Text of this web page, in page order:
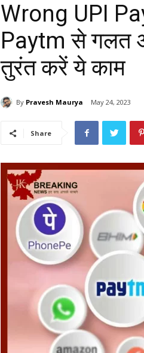
Wrong UPI
Paytm से गलत
तुरंत करें ये काम
By Pravesh Maurya May 24, 2023
Share